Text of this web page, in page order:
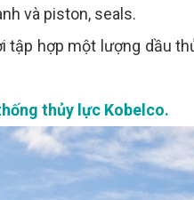
và piston, seals.
tập hợp một lượng dầu
thủy lực Kobelco.